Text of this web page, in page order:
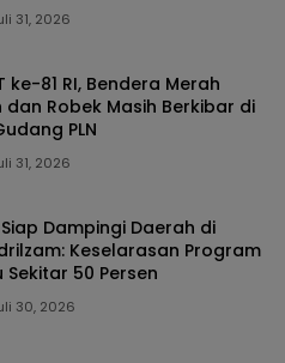
31, 2026
ke-81 RI, Bendera Merah
dan Robek Masih Berkibar di
PLN
31, 2026
Dampingi Daerah di
Keselarasan Program
Sekitar 50 Persen
30, 2026